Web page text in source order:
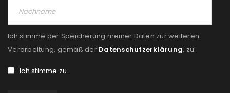
Ich stimme der Speicherung meiner Daten zur weiteren
Verarbeitung, gemäß der Datenschutzerklärung, zu:
Ich stimme zu